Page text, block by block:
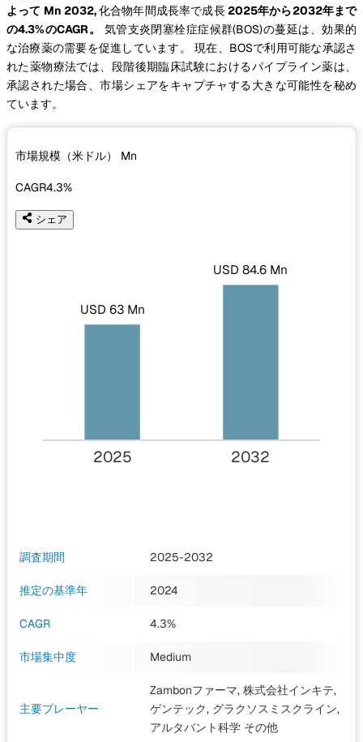
よって Mn 2032,化合物年間成長率で成長2025年から2032年まで
の4.3%のCAGR。
気管支炎閉塞栓症症候群(BOS)の蔓延は、効果的
な治療薬の需要を促進しています。 現在、BOSで利用可能な承認さ
れた薬物療法では、段階後期臨床試験におけるパイプライン薬は、
承認された場合、市場シェアをキャプチャする大きな可能性を秘め
ています。
市場規模（米ドル） Mn
CAGR4.3%
シェア
USD 63 Mn
USD 84.6 Mn
2025 2032
調査期間 2025-2032
推定の基準年 2024
CAGR 4.3%
市場集中度 Medium
主要プレーヤー
Zambonファーマ, 株式会社インキテ,
ゲンテック, グラクソスミスクライン,
アルタバント科学 その他